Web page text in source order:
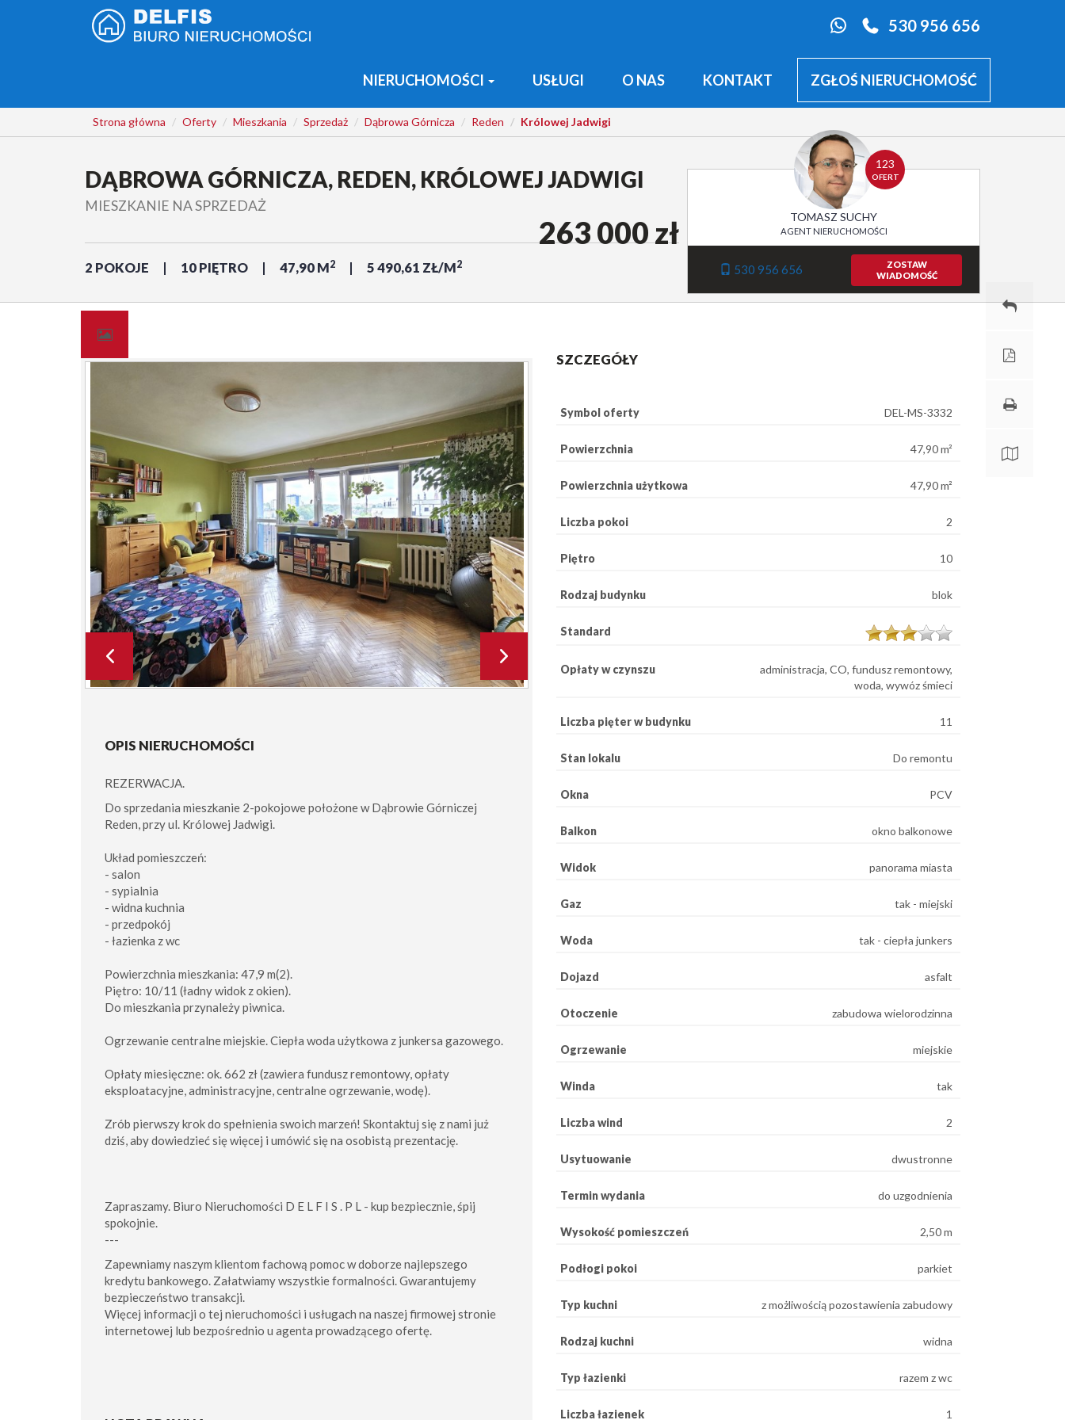
530 956 656
NIERUCHOMOŚCI USŁUGI O NAS KONTAKT ZGŁOŚ NIERUCHOMOŚĆ
Strona główna Oferty Mieszkania Sprzedaż Dąbrowa Górnicza Reden Królowej Jadwigi
DĄBROWA GÓRNICZA, REDEN, KRÓLOWEJ JADWIGI
MIESZKANIE NA SPRZEDAŻ
2 POKOJE 10 PIĘTRO 47,90 M2 5 490,61 ZŁ/M2
263 000 zł
123
OFERT
TOMASZ SUCHY
AGENT NIERUCHOMOŚCI
530 956 656
ZOSTAW
WIADOMOŚĆ
OPIS NIERUCHOMOŚCI
REZERWACJA.
Do sprzedania mieszkanie 2-pokojowe położone w Dąbrowie Górniczej
Reden, przy ul. Królowej Jadwigi.
Układ pomieszczeń:
- salon
- sypialnia
- widna kuchnia
- przedpokój
- łazienka z wc
Powierzchnia mieszkania: 47,9 m(2).
Piętro: 10/11 (ładny widok z okien).
Do mieszkania przynależy piwnica.
Ogrzewanie centralne miejskie. Ciepła woda użytkowa z junkersa gazowego.
Opłaty miesięczne: ok. 662 zł (zawiera fundusz remontowy, opłaty
eksploatacyjne, administracyjne, centralne ogrzewanie, wodę).
Zrób pierwszy krok do spełnienia swoich marzeń! Skontaktuj się z nami już
dziś, aby dowiedzieć się więcej i umówić się na osobistą prezentację.
Zapraszamy. Biuro Nieruchomości D E L F I S . P L - kup bezpiecznie, śpij
spokojnie.
---
Zapewniamy naszym klientom fachową pomoc w doborze najlepszego
kredytu bankowego. Załatwiamy wszystkie formalności. Gwarantujemy
bezpieczeństwo transakcji.
Więcej informacji o tej nieruchomości i usługach na naszej firmowej stronie
internetowej lub bezpośrednio u agenta prowadzącego ofertę.
SZCZEGÓŁY
Symbol oferty DEL-MS-3332
Powierzchnia 47,90 m²
Powierzchnia użytkowa 47,90 m²
Liczba pokoi 2
Piętro 10
Rodzaj budynku blok
Standard
Opłaty w czynszu
administracja, CO, fundusz remontowy,
woda, wywóz śmieci
Liczba pięter w budynku 11
Stan lokalu Do remontu
Okna PCV
Balkon okno balkonowe
Widok panorama miasta
Gaz tak - miejski
Woda tak - ciepła junkers
Dojazd asfalt
Otoczenie zabudowa wielorodzinna
Ogrzewanie miejskie
Winda tak
Liczba wind 2
Usytuowanie dwustronne
Termin wydania do uzgodnienia
Wysokość pomieszczeń 2,50 m
Podłogi pokoi parkiet
Typ kuchni z możliwością pozostawienia zabudowy
Rodzaj kuchni widna
Typ łazienki razem z wc
Liczba łazienek 1